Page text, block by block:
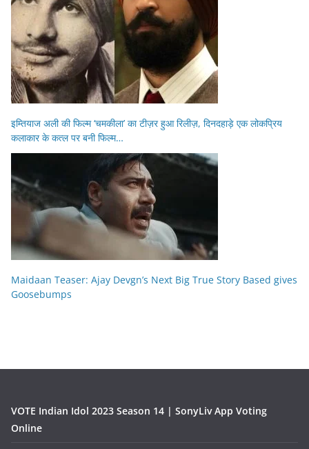
इम्तियाज अली की फिल्म ‘चमकीला’ का टीज़र हुआ रिलीज़, दिनदहाड़े एक लोकप्रिय
कलाकार के कत्ल पर बनी फिल्म…
Maidaan Teaser: Ajay Devgn’s Next Big True Story Based gives
Goosebumps
VOTE Indian Idol 2023 Season 14 | SonyLiv App Voting
Online